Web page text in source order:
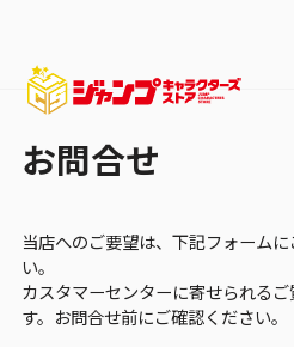
お問合せ
当店へのご要望は、下記フォーム
い。
カスタマーセンターに寄せられる
す。お問合せ前にご確認ください。